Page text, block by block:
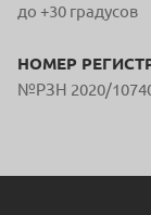
до +30 градусов
НОМЕР
№РЗН 2020/10740